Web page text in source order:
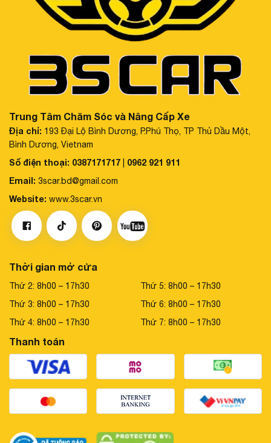
Trung Tâm Chăm Sóc và Nâng Cấp Xe
Địa chỉ: 193 Đại Lộ Bình Dương, P.Phú Thọ, TP Thủ Dầu Một,
Bình Dương, Vietnam
Số điện thoại: 0387171717
0962 921 911
Email: 3scar.bd@gmail.com
Website: www.3scar.vn
Thời gian mở cửa
Thứ 2: 8h00 – 17h30
Thứ 3: 8h00 – 17h30
Thứ 4: 8h00 – 17h30
Thứ 5: 8h00 – 17h30
Thứ 6: 8h00 – 17h30
Thứ 7: 8h00 – 17h30
Thanh toán